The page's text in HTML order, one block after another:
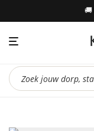
🚚
Producten
zoeken